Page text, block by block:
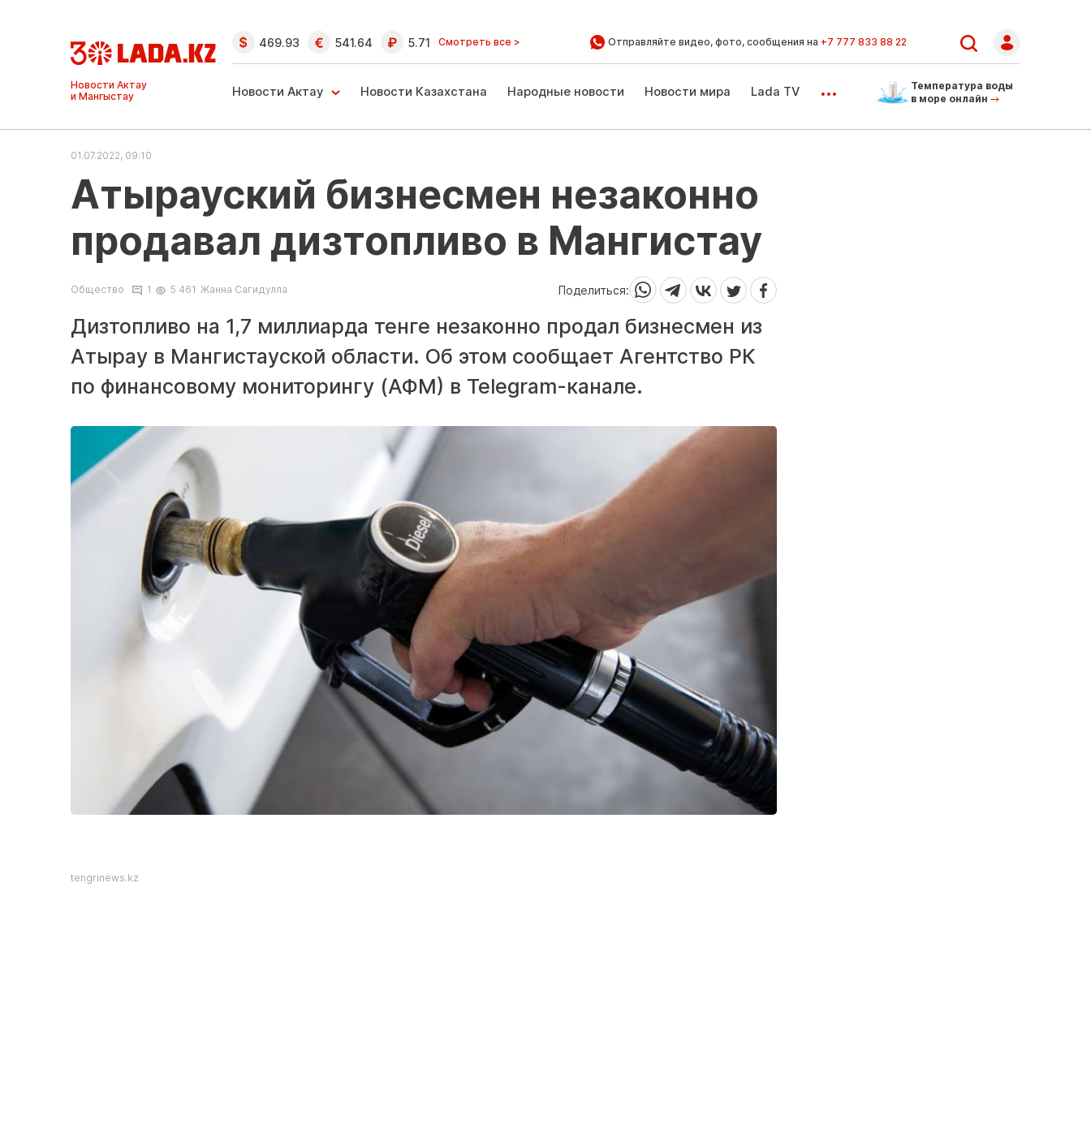
Ақтау және
Манғыстау
жаңалықтары
469.93 541.64 5.71 Смотреть все > Отправляйте видео, фото, сообщения на +7 777 833 88 22
Новости Актау Новости Казахстана Народные новости Новости мира Lada TV ...
Температура воды
в море онлайн
01.07.2022, 09:10
Атырауский бизнесмен незаконно
продавал дизтопливо в Мангистау
Общество 1 5 461 Жанна Сагидулла Поделиться:
Дизтопливо на 1,7 миллиарда тенге незаконно продал бизнесмен из
Атырау в Мангистауской области. Об этом сообщает Агентство РК
по финансовому мониторингу (АФМ) в Telegram-канале.
tengrinews.kz